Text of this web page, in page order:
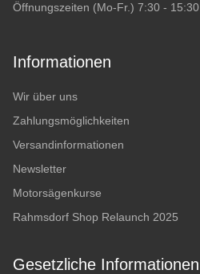
Öffnungszeiten (Mo-Fr.) 7:30 - 15:30
Informationen
Wir über uns
Zahlungsmöglichkeiten
Versandinformationen
Newsletter
Motorsägenkurse
Rahmsdorf Shop Relaunch 2025
Gesetzliche Informationen